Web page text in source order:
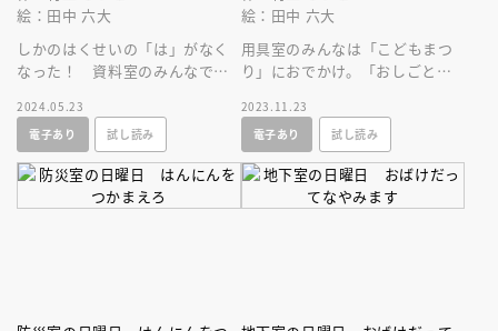
絵：田中 六大
しかのはくせいの「は」がなく
なった！ 資料室のみんなで探
しを探しにきたおりひめと出会
います。
2024.05.23
電子あり
試し読み
絵：田中 六大
用具室のみんなは「こどもまつ
り」におでかけ。「おしごとた
のはなぞの手品師。いったいな
にもの？
2023.11.23
電子あり
試し読み